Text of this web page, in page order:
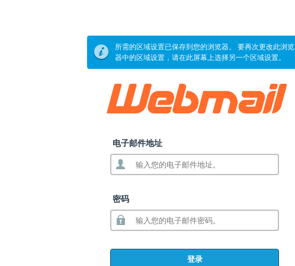
所需的区域设置已保存到您的浏览器。 要再次更改此浏览
器中的区域设置，请在此屏幕上选择另一个区域设置。
电子邮件地址
密码
登录